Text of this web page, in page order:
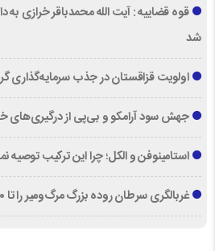
قوه قضاییه : آیت الله محمدباقر خرازی به
شد
اولویت قزاقستان در جذب سرمایه‌گذاری
جهش سود آرامکو و بی‌پی از درگیری‌های
استامینوفن و الکل؛ چرا این ترکیب توصیه
غربالگری سرطان روده بزرگ مرگ‌ومیر را تا ۵۰ درصد کاهش داد